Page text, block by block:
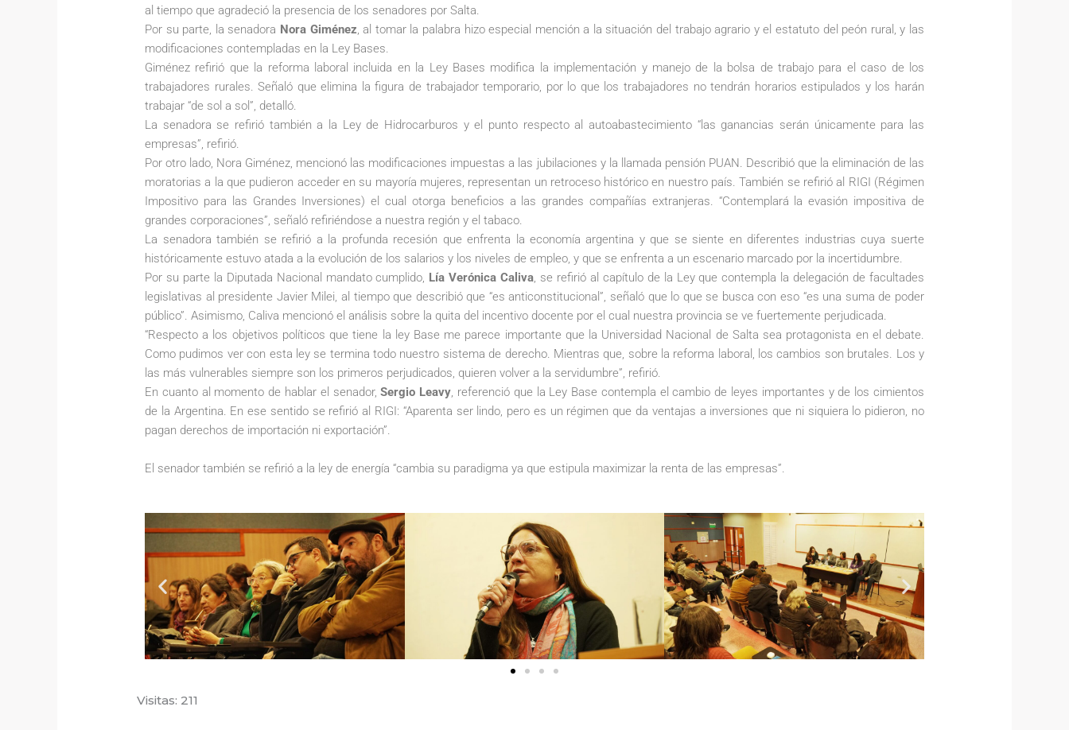
al tiempo que agradeció la presencia de los senadores por Salta.
Por su parte, la senadora Nora Giménez, al tomar la palabra hizo especial mención a la situación del trabajo agrario y el estatuto del peón rural, y las
modificaciones contempladas en la Ley Bases.
Giménez refirió que la reforma laboral incluida en la Ley Bases modifica la implementación y manejo de la bolsa de trabajo para el caso de los
trabajadores rurales. Señaló que elimina la figura de trabajador temporario, por lo que los trabajadores no tendrán horarios estipulados y los harán
trabajar “de sol a sol”, detalló.
La senadora se refirió también a la Ley de Hidrocarburos y el punto respecto al autoabastecimiento “las ganancias serán únicamente para las
empresas”, refirió.
Por otro lado, Nora Giménez, mencionó las modificaciones impuestas a las jubilaciones y la llamada pensión PUAN. Describió que la eliminación de las
moratorias a la que pudieron acceder en su mayoría mujeres, representan un retroceso histórico en nuestro país. También se refirió al RIGI (Régimen
Impositivo para las Grandes Inversiones) el cual otorga beneficios a las grandes compañías extranjeras. “Contemplará la evasión impositiva de
grandes corporaciones”, señaló refiriéndose a nuestra región y el tabaco.
La senadora también se refirió a la profunda recesión que enfrenta la economía argentina y que se siente en diferentes industrias cuya suerte
históricamente estuvo atada a la evolución de los salarios y los niveles de empleo, y que se enfrenta a un escenario marcado por la incertidumbre.
Por su parte la Diputada Nacional mandato cumplido, Lía Verónica Caliva, se refirió al capítulo de la Ley que contempla la delegación de facultades
legislativas al presidente Javier Milei, al tiempo que describió que “es anticonstitucional”, señaló que lo que se busca con eso “es una suma de poder
público”. Asimismo, Caliva mencionó el análisis sobre la quita del incentivo docente por el cual nuestra provincia se ve fuertemente perjudicada.
“Respecto a los objetivos políticos que tiene la ley Base me parece importante que la Universidad Nacional de Salta sea protagonista en el debate.
Como pudimos ver con esta ley se termina todo nuestro sistema de derecho. Mientras que, sobre la reforma laboral, los cambios son brutales. Los y
las más vulnerables siempre son los primeros perjudicados, quieren volver a la servidumbre”, refirió.
En cuanto al momento de hablar el senador,Sergio Leavy, referenció que la Ley Base contempla el cambio de leyes importantes y de los cimientos
de la Argentina. En ese sentido se refirió al RIGI: “Aparenta ser lindo, pero es un régimen que da ventajas a inversiones que ni siquiera lo pidieron, no
pagan derechos de importación ni exportación”.
El senador también se refirió a la ley de energía “cambia su paradigma ya que estipula maximizar la renta de las empresas”.
Visitas: 211